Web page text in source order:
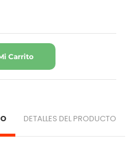
Carrito
DETALLES DEL PRODUCTO